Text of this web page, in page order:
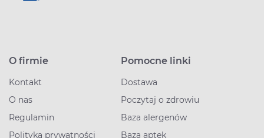
O firmie
Kontakt
O nas
Regulamin
Polityka prywatności
Pomocne linki
Dostawa
Poczytaj o zdrowiu
Baza alergenów
Baza aptek